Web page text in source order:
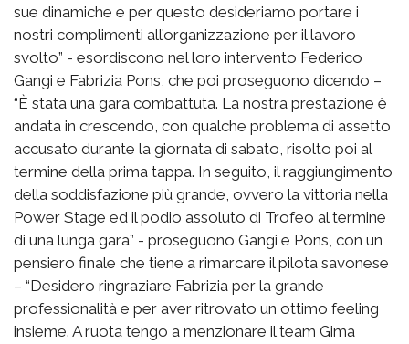
sue dinamiche e per questo desideriamo portare i
nostri complimenti all’organizzazione per il lavoro
svolto” - esordiscono nel loro intervento Federico
Gangi e Fabrizia Pons, che poi proseguono dicendo –
“È stata una gara combattuta. La nostra prestazione è
andata in crescendo, con qualche problema di assetto
accusato durante la giornata di sabato, risolto poi al
termine della prima tappa. In seguito, il raggiungimento
della soddisfazione più grande, ovvero la vittoria nella
Power Stage ed il podio assoluto di Trofeo al termine
di una lunga gara” - proseguono Gangi e Pons, con un
pensiero finale che tiene a rimarcare il pilota savonese
– “Desidero ringraziare Fabrizia per la grande
professionalità e per aver ritrovato un ottimo feeling
insieme. A ruota tengo a menzionare il team Gima